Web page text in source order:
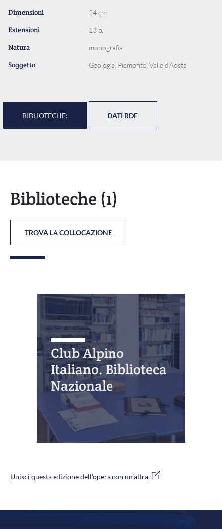
Dimensioni 24 cm
Estensioni 13 p.
Natura monografia
Soggetto Geologia, Piemonte, Valle d'Aosta
BIBLIOTECHE: DATI RDF
Biblioteche (1)
TROVA LA COLLOCAZIONE
Club Alpino
Italiano. Biblioteca
Nazionale
Unisci questa edizione dell'opera con un'altra